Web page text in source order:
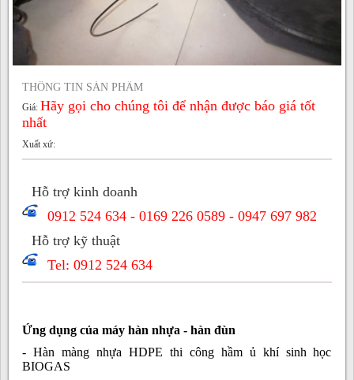
THÔNG TIN SẢN PHẨM
Giá: Hãy gọi cho chúng tôi để nhận được báo giá tốt
nhất
Xuất xứ:
Hỗ trợ kinh doanh
0912 524 634 - 0169 226 0589 - 0947 697 982
Hỗ trợ kỹ thuật
Tel: 0912 524 634
Ứng dụng của máy hàn nhựa - hàn đùn
- Hàn màng nhựa HDPE thi công hầm ủ khí sinh học
BIOGAS